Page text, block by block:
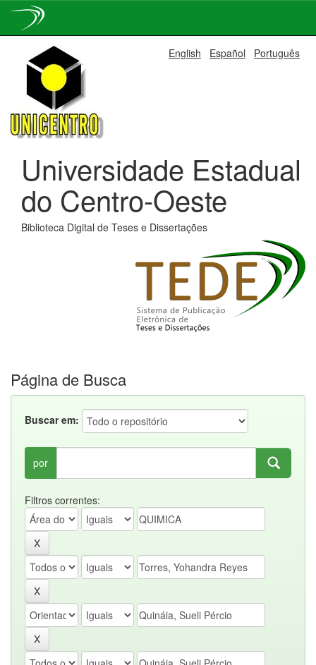
navigation
English Español Português
Universidade Estadual
do Centro-Oeste
Biblioteca Digital de Teses e Dissertações
Página de Busca
Buscar em:
por
Filtros correntes: